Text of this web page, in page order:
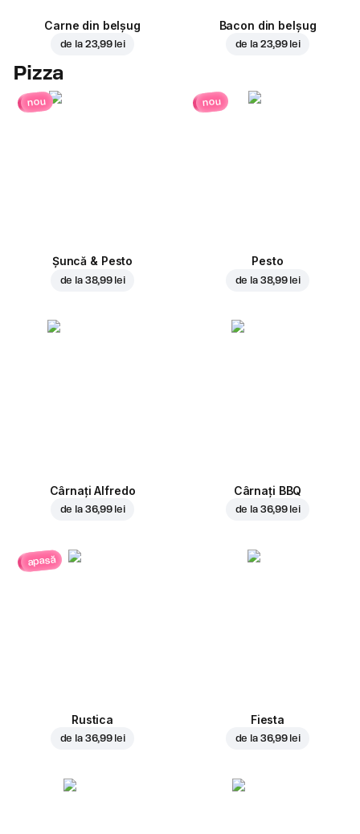
Carne din belșug
de la 23,99 lei
Bacon din belșug
de la 23,99 lei
Pizza
nou
Șuncă & Pesto
de la 38,99 lei
nou
Pesto
de la 38,99 lei
Cârnați Alfredo
de la 36,99 lei
Cârnați BBQ
de la 36,99 lei
apasă
Rustica
de la 36,99 lei
Fiesta
de la 36,99 lei